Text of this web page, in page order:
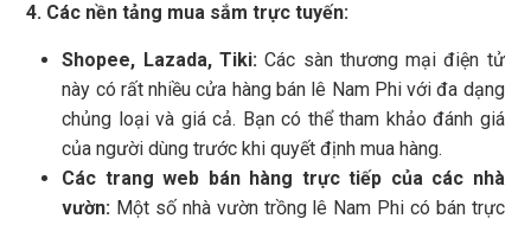
4. Các nền tảng mua sắm trực tuyến:
Shopee, Lazada, Tiki:Các sàn thương mại điện tử
này có rất nhiều cửa hàng bán lê Nam Phi với đa dạng
chủng loại và giá cả. Bạn có thể tham khảo đánh giá
của người dùng trước khi quyết định mua hàng.
Các trang web bán hàng trực tiếp của các nhà
vườn: Một số nhà vườn trồng lê Nam Phi có bán trực